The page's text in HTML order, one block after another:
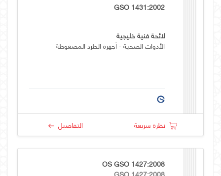
GSO 1431:2002
لائحة فنية خليجية
الأدوات الصحية - أجهزة الطرد المضغوطة
نظرة سريعة التفاصيل
OS GSO 1427:2008